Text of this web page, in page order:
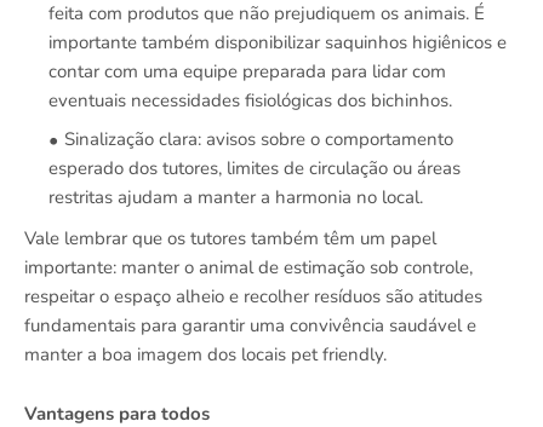
feita com produtos que não prejudiquem os animais. É
importante também disponibilizar saquinhos higiênicos e
contar com uma equipe preparada para lidar com
eventuais necessidades fisiológicas dos bichinhos.
Sinalização clara: avisos sobre o comportamento
esperado dos tutores, limites de circulação ou áreas
restritas ajudam a manter a harmonia no local.
Vale lembrar que os tutores também têm um papel
importante: manter o animal de estimação sob controle,
respeitar o espaço alheio e recolher resíduos são atitudes
fundamentais para garantir uma convivência saudável e
manter a boa imagem dos locais pet friendly.
Vantagens para todos